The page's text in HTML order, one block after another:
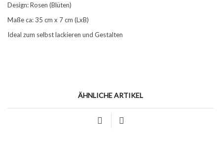
Design: Rosen (Blüten)
Maße ca: 35 cm x 7 cm (LxB)
Ideal zum selbst lackieren und Gestalten
ÄHNLICHE ARTIKEL